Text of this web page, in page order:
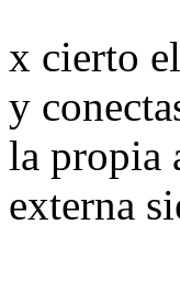
x cierto
y
la propia
externa